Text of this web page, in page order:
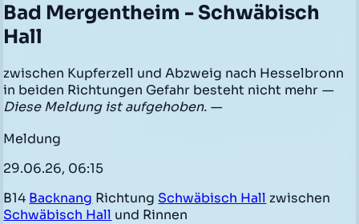
Bad Mergentheim - Schwäbisch
Hall
zwischen Kupferzell und Abzweig nach Hesselbronn
in beiden Richtungen Gefahr besteht nicht mehr —
Diese Meldung ist aufgehoben. —
Meldung
29.06.26, 06:15
B14 Backnang Richtung Schwäbisch Hall zwischen
Schwäbisch Hall und Rinnen